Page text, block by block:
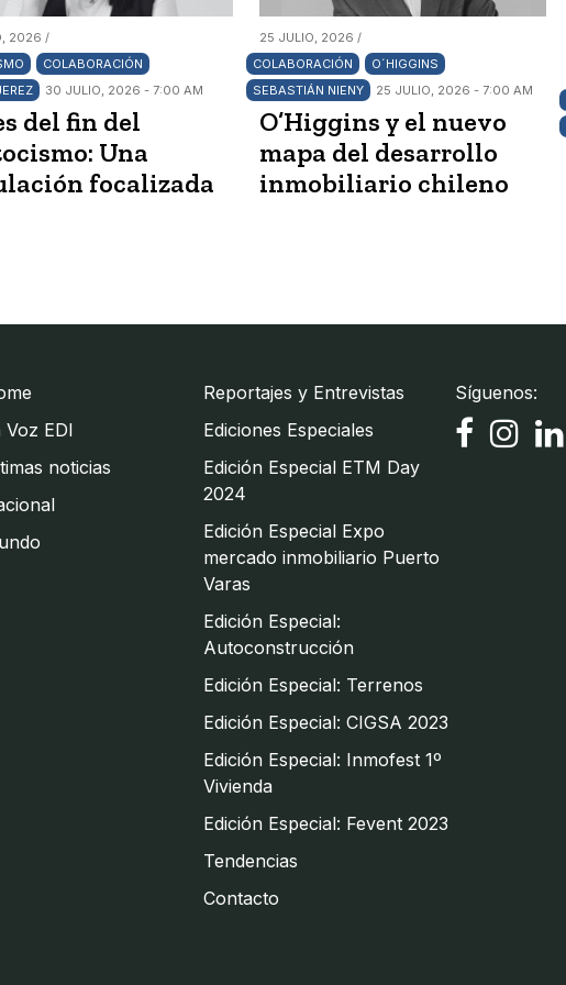
2026 /
COLABORACIÓN
30 JULIO, 2026 - 7:00 AM
del fin del
Una
focalizada
25 JULIO, 2026 /
COLABORACIÓN
O´HIGGINS
SEBASTIÁN NIENY
25 JULIO, 2026 - 7:00 AM
O’Higgins y el nuevo
mapa del desarrollo
inmobiliario chileno
Voz EDI
noticias
Reportajes y Entrevistas
Ediciones Especiales
Edición Especial ETM Day
2024
Edición Especial Expo
mercado inmobiliario Puerto
Varas
Edición Especial:
Autoconstrucción
Edición Especial: Terrenos
Edición Especial: CIGSA 2023
Edición Especial: Inmofest 1º
Vivienda
Edición Especial: Fevent 2023
Tendencias
Contacto
Síguenos: